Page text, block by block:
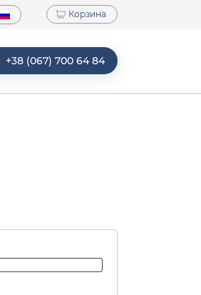
Корзина
+38 (067) 700 64 84